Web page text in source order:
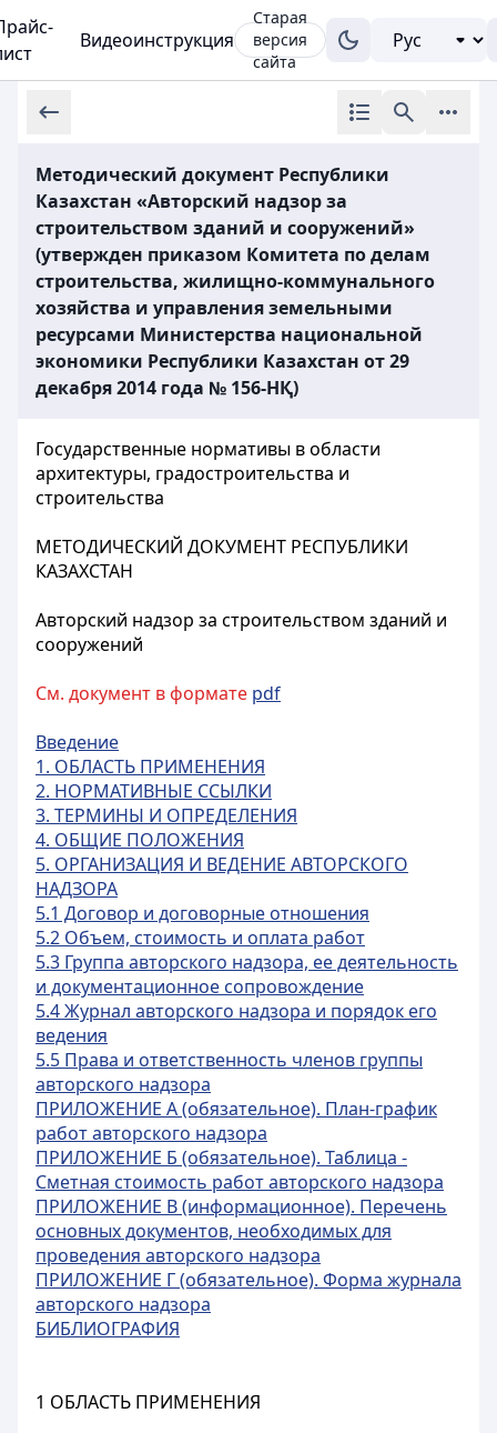
Видеоинструкция
Старая
версия
сайта
Методический документ Республики
Казахстан «Авторский надзор за
строительством зданий и сооружений»
(утвержден приказом Комитета по делам
строительства, жилищно-коммунального
хозяйства и управления земельными
ресурсами Министерства национальной
экономики Республики Казахстан от 29
декабря 2014 года № 156-НҚ)
Государственные нормативы в области
архитектуры, градостроительства и
строительства
МЕТОДИЧЕСКИЙ ДОКУМЕНТ РЕСПУБЛИКИ
КАЗАХСТАН
Авторский надзор за строительством зданий и
сооружений
См. документ в формате pdf
Введение
1. ОБЛАСТЬ ПРИМЕНЕНИЯ
2. НОРМАТИВНЫЕ ССЫЛКИ
3. ТЕРМИНЫ И ОПРЕДЕЛЕНИЯ
4. ОБЩИЕ ПОЛОЖЕНИЯ
5. ОРГАНИЗАЦИЯ И ВЕДЕНИЕ АВТОРСКОГО
НАДЗОРА
5.1 Договор и договорные отношения
5.2 Объем, стоимость и оплата работ
5.3 Группа авторского надзора, ее деятельность
и документационное сопровождение
5.4 Журнал авторского надзора и порядок его
ведения
5.5 Права и ответственность членов группы
авторского надзора
ПРИЛОЖЕНИЕ А (обязательное). План-график
работ авторского надзора
ПРИЛОЖЕНИЕ Б (обязательное). Таблица -
Сметная стоимость работ авторского надзора
ПРИЛОЖЕНИЕ В (информационное). Перечень
основных документов, необходимых для
проведения авторского надзора
ПРИЛОЖЕНИЕ Г (обязательное). Форма журнала
авторского надзора
БИБЛИОГРАФИЯ
1 ОБЛАСТЬ ПРИМЕНЕНИЯ